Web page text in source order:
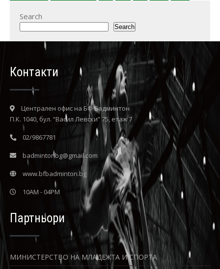
Search
Search
Контакти
Централен офис на БФ Бадминтон
П.К. 1040, бул. “Васил Левски” 75, етаж 7
02/9867781
badmintonbg@gmail.com
www.bfbadminton.bg
10AM - 04PM
Партньори
МИНИСТЕРСТВО НА МЛАДЕЖТА И СПОРТА